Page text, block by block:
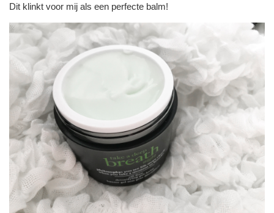
Dit klinkt voor mij als een perfecte balm!